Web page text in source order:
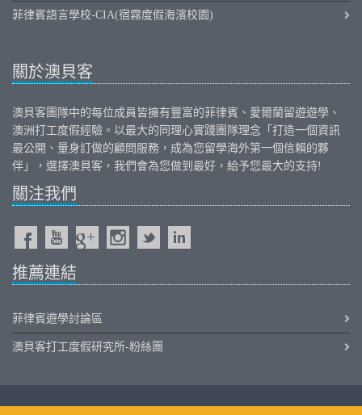
菲律賓語言學校-CIA(宿霧度假海濱校園)
關於澳貝客
澳貝客團隊中的每位成員皆擁有豐富的菲律賓 、 愛爾蘭留遊遊學、
澳洲打工度假經驗。以最大的同理心實踐團隊理念「打造一個資訊
最公開、量身訂做的顧問服務，成為您留學海外第一個信賴的夥
伴」，選擇澳貝客，我們會為您做到最好，給予您最大的支持!
關注我們
推薦連結
菲律賓遊學討論區
澳貝客打工度假研究所-粉絲團